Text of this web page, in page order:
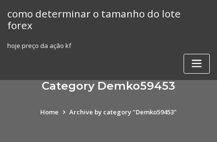
content
como determinar o tamanho do lote
forex
hoje preço da ação kf
Category Demko59453
Home Archive by category "Demko59453"